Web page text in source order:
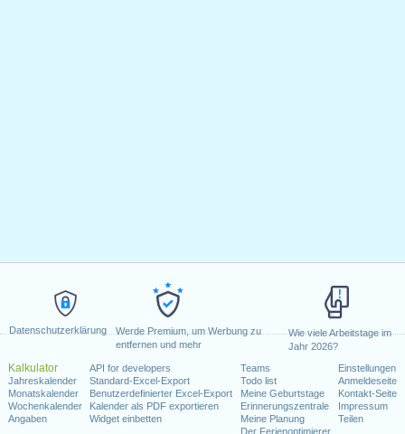
Datenschutzerklärung
Werde Premium, um Werbung zu
entfernen und mehr
Wie viele Arbeitstage im
Jahr 2026?
Kalkulator
Jahreskalender
Monatskalender
Wochenkalender
Angaben
API for developers
Standard-Excel-Export
Benutzerdefinierter Excel-Export
Kalender als PDF exportieren
Widget einbetten
Teams
Todo list
Meine Geburtstage
Erinnerungszentrale
Meine Planung
Der Ferienoptimierer
Einstellungen
Anmeldeseite
Kontakt-Seite
Impressum
Teilen